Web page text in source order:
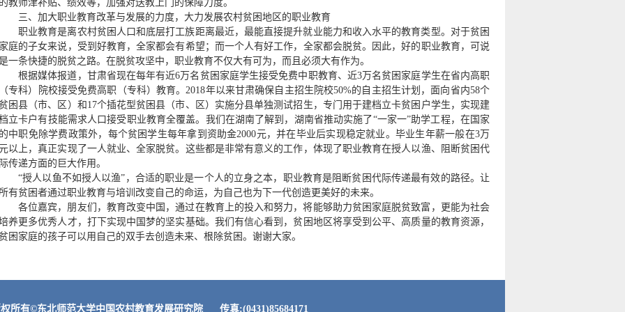
教师津补贴、绩效等，加强对送教上门的保障力度。
三、加大职业教育改革与发展的力度，大力发展农村贫困地区的职业教育
职业教育是离农村贫困人口和底层打工族距离最近，最能直接提升就业能力和收入水平的教育类型。对于贫困
庭的子女来说，受到好教育，全家都会有希望；而一个人有好工作，全家都会脱贫。因此，好的职业教育，可说
一条快捷的脱贫之路。在脱贫攻坚中，职业教育不仅大有可为，而且必须大有作为。
根据媒体报道，甘肃省现在每年有近6万名贫困家庭学生接受免费中职教育、近3万名贫困家庭学生在省内高职
专科）院校接受免费高职（专科）教育。2018年以来甘肃确保自主招生院校50%的自主招生计划，面向省内58个
困县（市、区）和17个插花型贫困县（市、区）实施分县单独测试招生，专门用于建档立卡贫困户学生，实现建
立卡户有技能需求人口接受职业教育全覆盖。我们在湖南了解到，湖南省推动实施了“一家一”助学工程，在国家
中职免除学费政策外，每个贫困学生每年拿到资助金2000元，并在毕业后实现稳定就业。毕业生年薪一般在3万
以上，真正实现了一人就业、全家脱贫。这些都是非常有意义的工作，体现了职业教育在授人以渔、阻断贫困代
传递方面的巨大作用。
“授人以鱼不如授人以渔”，合适的职业是一个人的立身之本，职业教育是阻断贫困代际传递最有效的路径。让
有贫困者通过职业教育与培训改变自己的命运，为自己也为下一代创造更美好的未来。
各位嘉宾，朋友们，教育改变中国，通过在教育上的投入和努力，将能够助力贫困家庭脱贫致富，更能为社会
养更多优秀人才，打下实现中国梦的坚实基础。我们有信心看到，贫困地区将享受到公平、高质量的教育资源，
困家庭的孩子可以用自己的双手去创造未来、根除贫困。谢谢大家。
所有©东北师范大学中国农村教育发展研究院 传真:(0431)85684171